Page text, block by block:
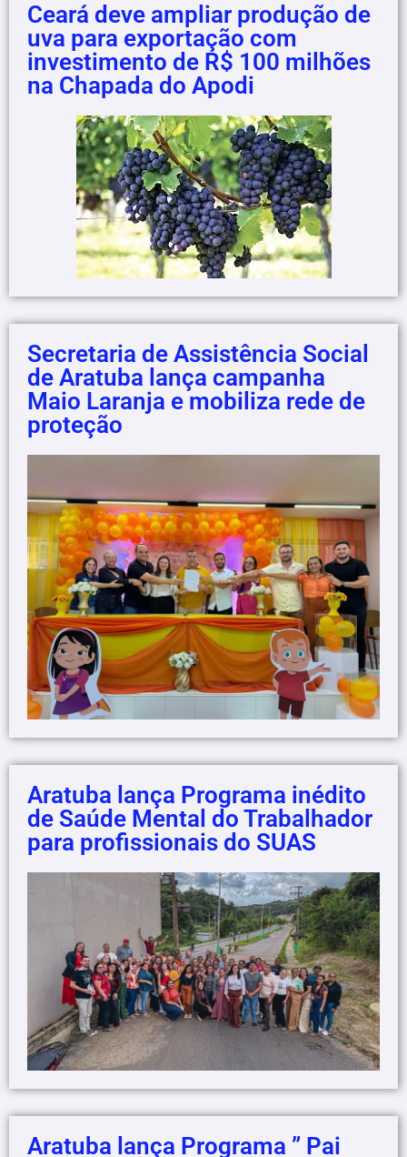
Ceará deve ampliar produção de
uva para exportação com
investimento de R$ 100 milhões
na Chapada do Apodi
Secretaria de Assistência Social
de Aratuba lança campanha
Maio Laranja e mobiliza rede de
proteção
Aratuba lança Programa inédito
de Saúde Mental do Trabalhador
para profissionais do SUAS
Aratuba lança Programa ” Pai